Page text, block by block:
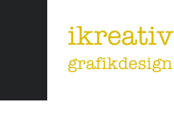
ikreativ
grafikdesign